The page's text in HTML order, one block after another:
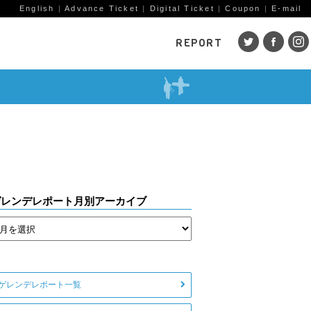
English |Advance Ticket | Digital Ticket |Coupon | E-mail
REPORT
鹿島槍 五竜・47
八方
戸狩温泉
ゲレンデレポート一覧
ンデレポート月別アーカイブ
レンデレポート一覧